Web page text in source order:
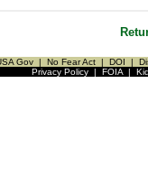
Gov | No Fear Act | DOI |
Privacy Policy| FOIA|